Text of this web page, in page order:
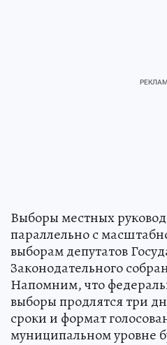
Выборы местных
параллельно с
выборам депутатов
Законодательного
Напомним, что
выборы продлятся три
сроки и формат
муниципальном уровне